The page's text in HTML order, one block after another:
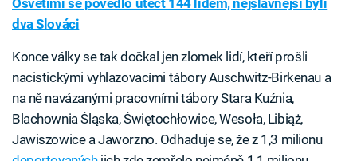
Osvětimi se povedlo utéct 144 lidem, nejslavnější byli
dva Slováci
Konce války se tak dočkal jen zlomek lidí, kteří prošli
nacistickými vyhlazovacími tábory Auschwitz-Birkenau a
na ně navázanými pracovními tábory Stara Kuźnia,
Blachownia Śląska, Świętochłowice, Wesoła, Libiąż,
Jawiszowice a Jaworzno. Odhaduje se, že z 1,3 milionu